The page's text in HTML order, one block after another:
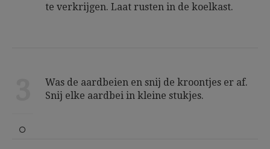
te verkrijgen. Laat rusten in de koelkast.
Was de aardbeien en snij de kroontjes er af.
Snij elke aardbei in kleine stukjes.